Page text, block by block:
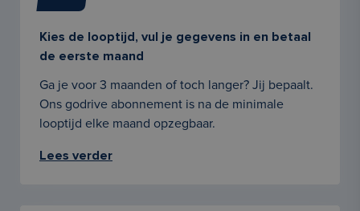
Kies de looptijd, vul je gegevens in en betaal
de eerste maand
Ga je voor 3 maanden of toch langer? Jij bepaalt.
Ons godrive abonnement is na de minimale
looptijd elke maand opzegbaar.
Lees verder